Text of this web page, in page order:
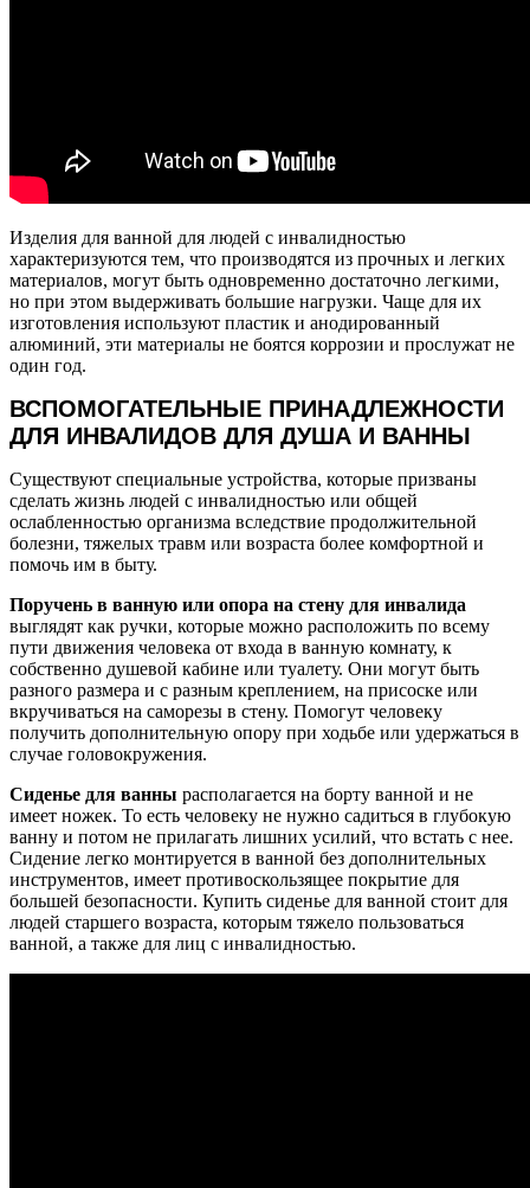
Изделия для ванной для людей с инвалидностью
характеризуются тем, что производятся из прочных и легких
материалов, могут быть одновременно достаточно легкими,
но при этом выдерживать большие нагрузки. Чаще для их
изготовления используют пластик и анодированный
алюминий, эти материалы не боятся коррозии и прослужат не
один год.
ВСПОМОГАТЕЛЬНЫЕ ПРИНАДЛЕЖНОСТИ
ДЛЯ ИНВАЛИДОВ ДЛЯ ДУША И ВАННЫ
Существуют специальные устройства, которые призваны
сделать жизнь людей с инвалидностью или общей
ослабленностью организма вследствие продолжительной
болезни, тяжелых травм или возраста более комфортной и
помочь им в быту.
Поручень в ванную или опора на стену для инвалида
выглядят как ручки, которые можно расположить по всему
пути движения человека от входа в ванную комнату, к
собственно душевой кабине или туалету. Они могут быть
разного размера и с разным креплением, на присоске или
вкручиваться на саморезы в стену. Помогут человеку
получить дополнительную опору при ходьбе или удержаться в
случае головокружения.
Сиденье для ванны располагается на борту ванной и не
имеет ножек. То есть человеку не нужно садиться в глубокую
ванну и потом не прилагать лишних усилий, что встать с нее.
Сидение легко монтируется в ванной без дополнительных
инструментов, имеет противоскользящее покрытие для
большей безопасности. Купить сиденье для ванной стоит для
людей старшего возраста, которым тяжело пользоваться
ванной, а также для лиц с инвалидностью.